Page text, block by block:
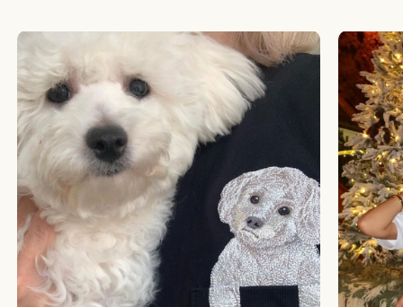
БОЛЬШЕ ОТЗЫВОВ
СТУДИЯ ВЫШИВКИ.
ПРЕМИАЛЬНЫЕ ВЕЩИ С ВЫШИВКОЙ ЖИВОТНЫХ,
СОЗДАННЫЕ СПЕЦИАЛЬНО ДЛЯ ВАС.